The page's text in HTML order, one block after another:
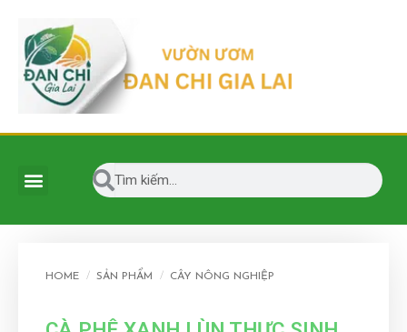
HOME / SẢN PHẨM / CÂY NÔNG NGHIỆP